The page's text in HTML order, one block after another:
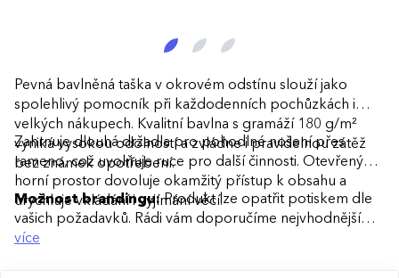
Pevná bavlněná taška v okrovém odstínu slouží jako
spolehlivý pomocník při každodenních pochůzkách i
velkých nákupech. Kvalitní bavlna s gramáží 180 g/m²
vyniká vysokou odolností a zvládne i pravidelnou zátěž
bez známek opotřebení.
Zahrnuje dlouhá držadla pro pohodlné nošení přes
rameno, což uvolňuje ruce pro další činnosti. Otevřený
horní prostor dovoluje okamžitý přístup k obsahu a
urychluje vkládání i vyjímání věcí.
Možnost brandingu:Produkt lze opatřit potiskem dle
vašich požadavků. Rádi vám doporučíme nejvhodnější
technologii potisku s ohledem na design i váš rozpočet.
více